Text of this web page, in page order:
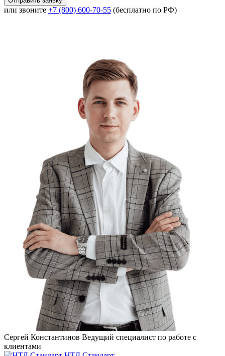
или звоните +7 (800) 600-70-55 (бесплатно по РФ)
Сергей Константинов Ведущий специалист по работе с
клиентами